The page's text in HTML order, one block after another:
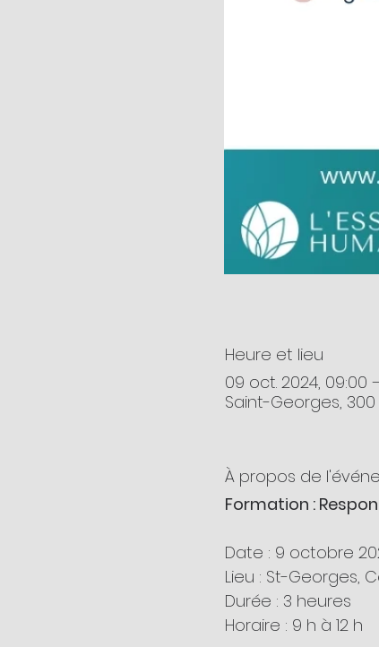
Heure et lieu
09 oct. 2024, 09:00
Saint-Georges, 300
À propos de
Formation :
Date : 9 octobre
Lieu : St-Georges,
Durée : 3 heures
Horaire : 9 h à 12 h